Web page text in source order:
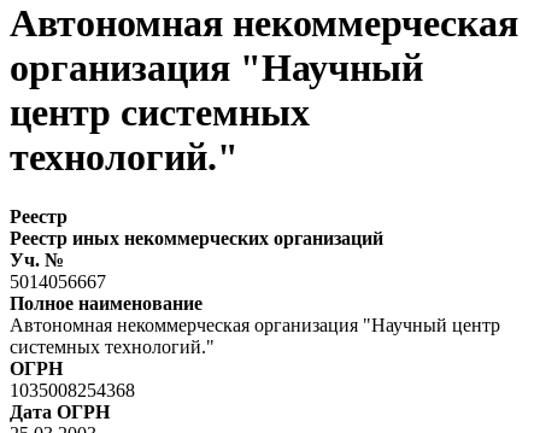
Автономная некоммерческая
организация "Научный
центр системных
технологий."
Реестр
Реестр иных некоммерческих организаций
Уч. №
5014056667
Полное наименование
Автономная некоммерческая организация "Научный центр
системных технологий."
ОГРН
1035008254368
Дата ОГРН